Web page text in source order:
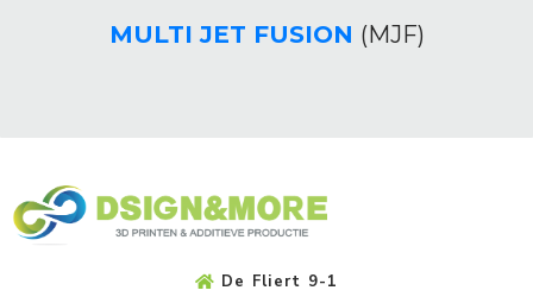
MULTI JET FUSION (MJF)
De Fliert 9-1